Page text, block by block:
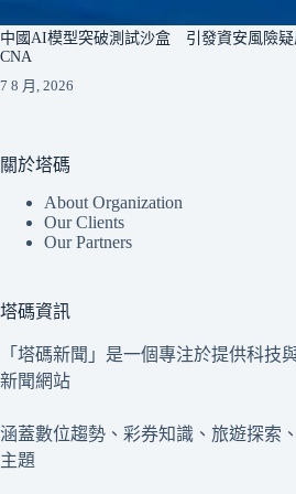
中國AI模型突破測試沙盒 引發資安風險疑
CNA
7 8 月, 2026
關於塔碼
About Organization
Our Clients
Our Partners
塔碼資訊
「塔碼新聞」是一個專注於提供科技
新聞網站
涵蓋數位趨勢、彩券知識、旅遊探索
主題